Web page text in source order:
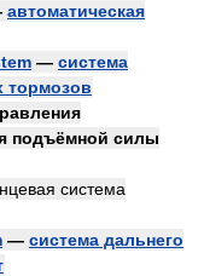
автоматическая
— система
тормозов
подъёмной силы
система
— система дальнего